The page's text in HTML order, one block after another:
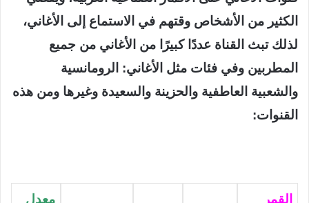
الكثير من الأشخاص وقتهم في الاستماع إلى الأغاني،
لذلك تبث القناة عددًا كبيرًا من الأغاني من جميع
المطربين وفي فئات مثل الأغاني: الرومانسية
والشعبية العاطفية والحزينة والسعيدة وغيرها ومن هذه
القنوات:
القمر
معدل